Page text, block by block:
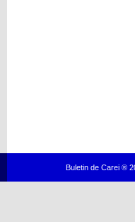
Buletin de Carei ®